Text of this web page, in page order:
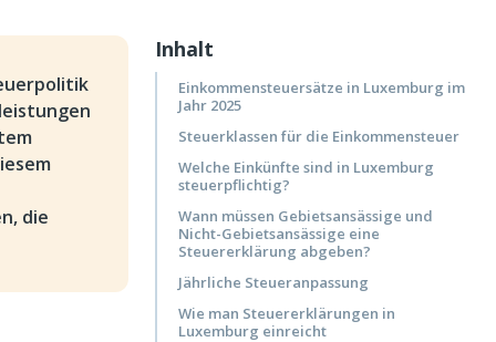
Inhalt
Einkommensteuersätze in Luxemburg im
Jahr 2025
Steuerklassen für die Einkommensteuer
Welche Einkünfte sind in Luxemburg
steuerpflichtig?
Wann müssen Gebietsansässige und
Nicht-Gebietsansässige eine
Steuererklärung abgeben?
Jährliche Steueranpassung
Wie man Steuererklärungen in
Luxemburg einreicht
die